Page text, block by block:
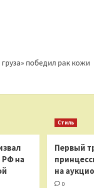
победил рак кожи
РФ на
Стиль
Первый
на
0